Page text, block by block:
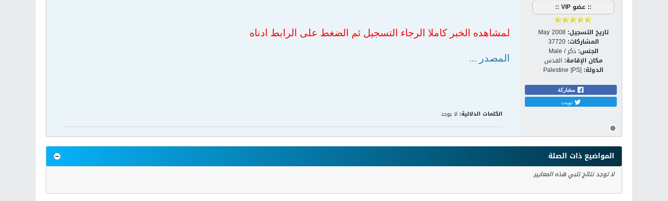
:: عضو VIP ::
تاريخ التسجيل: May 2008
المشاركات: 37720
الجنس: ذكر / Male
مكان الإقامة: القدس
الدولة: Palestine [PS]
مشاركة
تويت
لمشاهده الخبر كاملا الرجاء التسجيل ثم الضغط على الرابط ادناه
المصدر ...
الكلمات الدلالية: لا يوجد
المواضيع ذات الصلة
لا توجد نتائج تلبي هذه المعايير.